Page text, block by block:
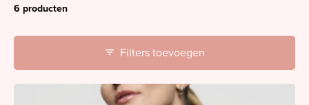
6 producten
Filters toevoegen